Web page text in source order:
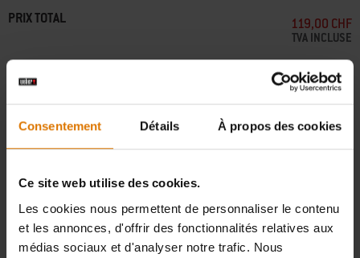
Consentement Détails À propos des cookies
Ce site web utilise des cookies.
Les cookies nous permettent de personnaliser le contenu
et les annonces, d'offrir des fonctionnalités relatives aux
médias sociaux et d'analyser notre trafic. Nous
• S'attache avec deux sangles de fixation qui se fixent au chariot
PRIX TOTAL 119,00 CHF
TVA INCLUSE
Livraison standard gratuite à partir d'une valeur de commande de 100 CHF